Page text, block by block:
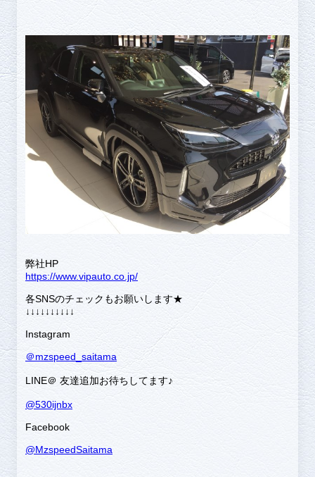
弊社HP
https://www.vipauto.co.jp/
各SNSのチェックもお願いします★
↓↓↓↓↓↓↓↓↓↓
Instagram
＠mzspeed_saitama
LINE＠ 友達追加お待ちしてます♪
@530ijnbx
Facebook
@MzspeedSaitama